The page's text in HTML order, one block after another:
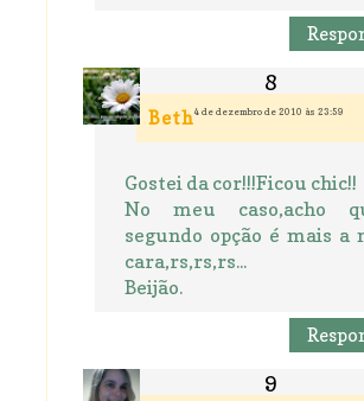
Beth4 de dezembro de 2010 às 23:59
Gostei da cor!!!Ficou chic!!
No meu caso,acho
segundo opção é mais a
cara,rs,rs,rs...
Beijão.